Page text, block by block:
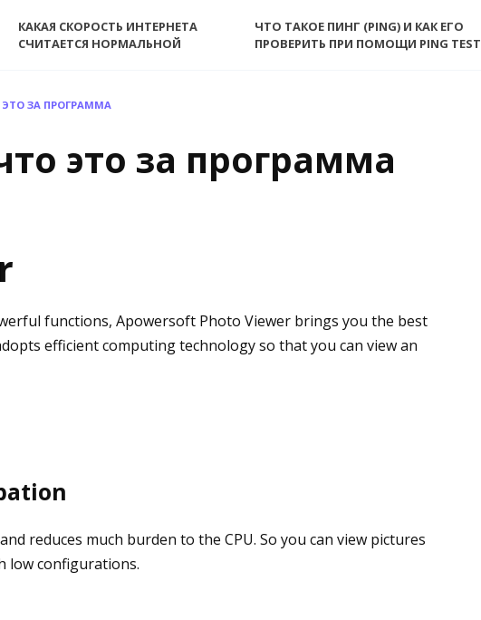
КАКАЯ СКОРОСТЬ ИНТЕРНЕТА
СЧИТАЕТСЯ НОРМАЛЬНОЙ
ЧТО ТАКОЕ ПИНГ (PING) И КАК ЕГО
ПРОВЕРИТЬ ПРИ ПОМОЩИ PING TEST
ЭТО ЗА ПРОГРАММА
это за программа
functions, Apowersoft Photo Viewer brings you the best
efficient computing technology so that you can view an
reduces much burden to the CPU. So you can view pictures
low configurations.